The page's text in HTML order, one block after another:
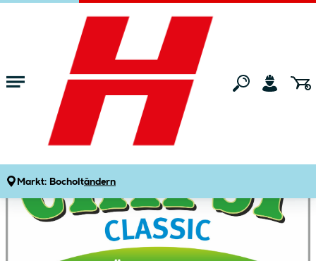
Zum Hauptinhalt springen
Markt: Bocholtändern
Marken Chipsi